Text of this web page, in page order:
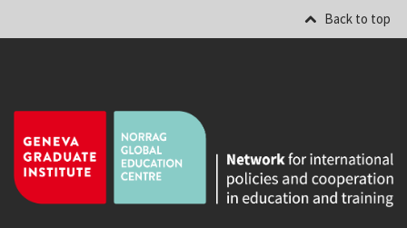
Back to top